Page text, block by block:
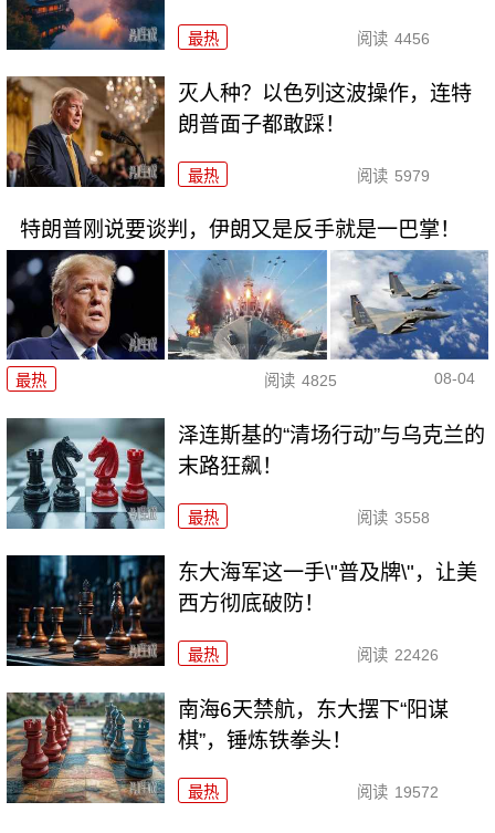
最热 阅读 4456
灭人种？以色列这波操作，连特
朗普面子都敢踩！
最热 阅读 5979
特朗普刚说要谈判，伊朗又是反手就是一巴掌！
最热 阅读 4825 08-04
泽连斯基的“清场行动”与乌克兰的
末路狂飙！
最热 阅读 3558
东大海军这一手\"普及牌\"，让美
西方彻底破防！
最热 阅读 22426
南海6天禁航，东大摆下“阳谋
棋”，锤炼铁拳头！
最热 阅读 19572